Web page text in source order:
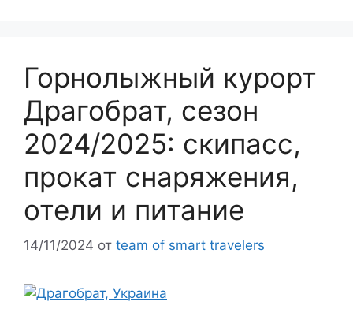
Горнолыжный курорт
Драгобрат, сезон
2024/2025: скипасс,
прокат снаряжения,
отели и питание
14/11/2024 от team of smart travelers